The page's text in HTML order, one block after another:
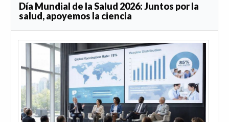
Día Mundial de la Salud 2026: Juntos por la
salud, apoyemos la ciencia